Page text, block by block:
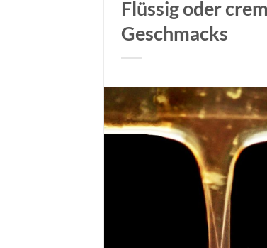
Flüssig oder
Geschmacks